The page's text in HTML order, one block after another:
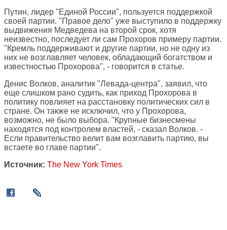
Путин, лидер "Единой России", пользуется поддержкой
своей партии. "Правое дело" уже выступило в поддержку
выдвижения Медведева на второй срок, хотя
неизвестно, последует ли сам Прохоров примеру партии.
"Кремль поддерживают и другие партии, но не одну из
них не возглавляет человек, обладающий богатством и
известностью Прохорова", - говорится в статье.
Денис Волков, аналитик "Левада-центра", заявил, что
еще слишком рано судить, как приход Прохорова в
политику повлияет на расстановку политических сил в
стране. Он также не исключил, что у Прохорова,
возможно, не было выбора. "Крупные бизнесмены
находятся под контролем властей, - сказал Волков. -
Если правительство велит вам возглавить партию, вы
встаете во главе партии".
Источник: The New York Times